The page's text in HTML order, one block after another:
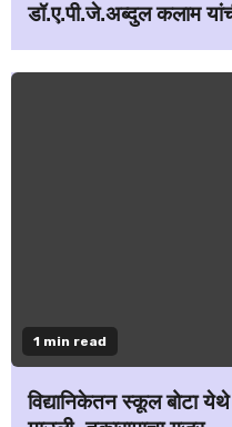
डॉ.ए.पी.जे.अब्दुल कलाम
1 min read
विद्यानिकेतन स्कूल बोटा येथे